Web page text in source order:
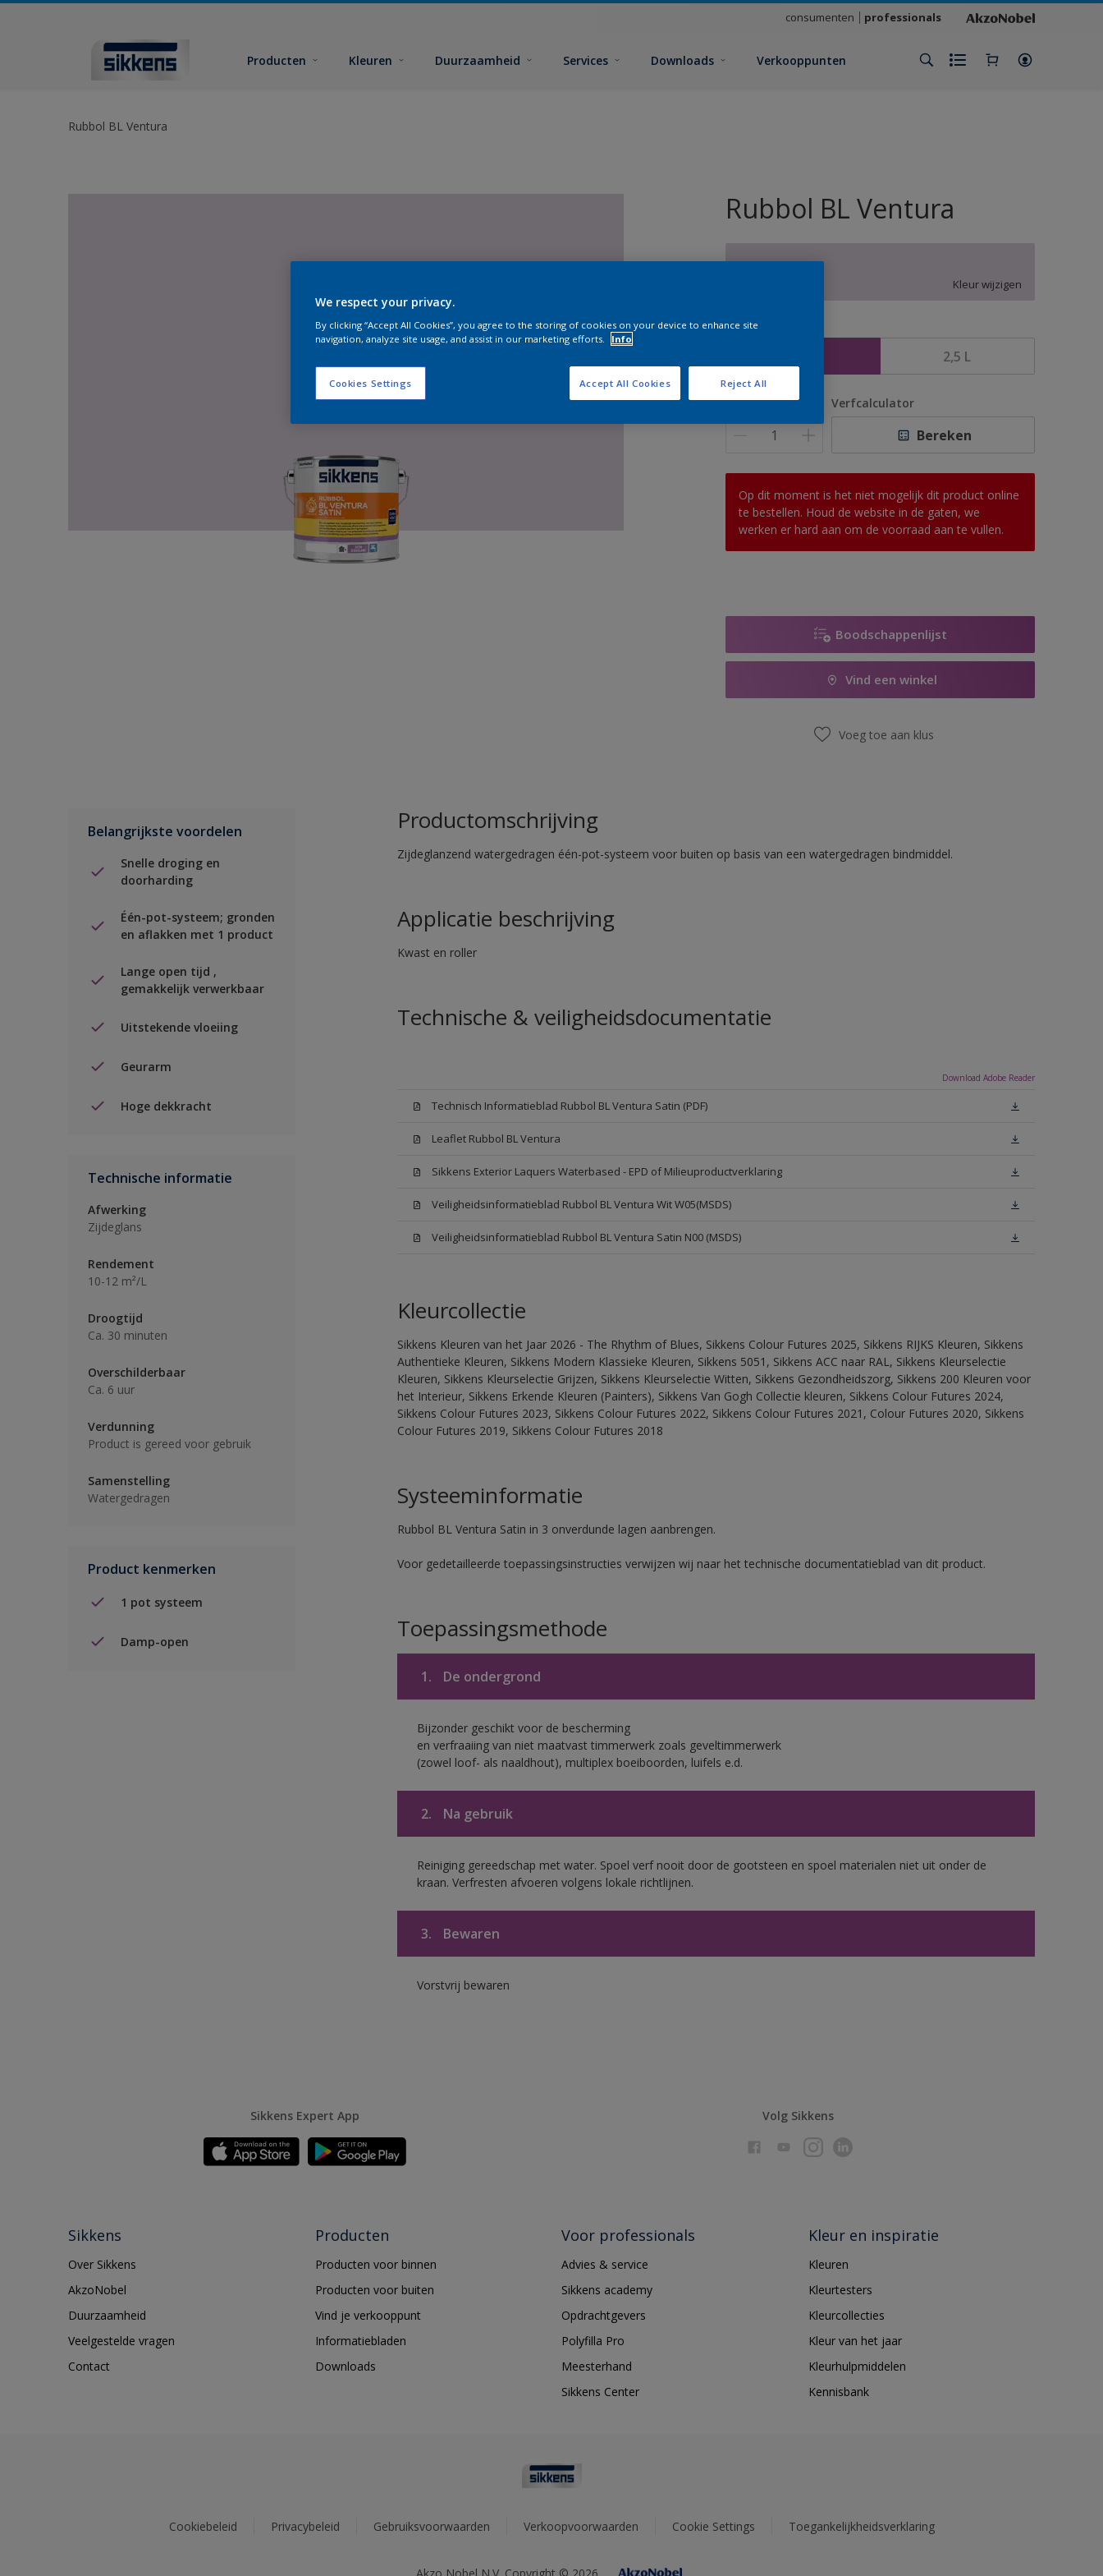
consumenten professionals
Producten Kleuren Duurzaamheid Services Downloads Verkooppunten
Rubbol BL Ventura
Rubbol BL Ventura
X0.05.79
Kleur wijzigen
Grootte
2,5 L
Aantal Verfcalculator
Bereken
Op dit moment is het niet mogelijk dit product online
te bestellen. Houd de website in de gaten, we
werken er hard aan om de voorraad aan te vullen.
Boodschappenlijst
Vind een winkel
Voeg toe aan klus
Belangrijkste voordelen
Snelle droging en
doorharding
Één-pot-systeem; gronden
en aflakken met 1 product
Lange open tijd ,
gemakkelijk verwerkbaar
Uitstekende vloeiing
Geurarm
Hoge dekkracht
Technische informatie
Afwerking
Zijdeglans
Rendement
10-12 m²/L
Droogtijd
Ca. 30 minuten
Overschilderbaar
Ca. 6 uur
Verdunning
Product is gereed voor gebruik
Samenstelling
Watergedragen
Product kenmerken
1 pot systeem
Damp-open
Productomschrijving
Zijdeglanzend watergedragen één-pot-systeem voor buiten op basis van een watergedragen bindmiddel.
Applicatie beschrijving
Kwast en roller
Technische & veiligheidsdocumentatie
Download Adobe Reader
Technisch Informatieblad Rubbol BL Ventura Satin (PDF)
Leaflet Rubbol BL Ventura
Sikkens Exterior Laquers Waterbased - EPD of Milieuproductverklaring
Veiligheidsinformatieblad Rubbol BL Ventura Wit W05(MSDS)
Veiligheidsinformatieblad Rubbol BL Ventura Satin N00 (MSDS)
Kleurcollectie
Sikkens Kleuren van het Jaar 2026 - The Rhythm of Blues, Sikkens Colour Futures 2025, Sikkens RIJKS Kleuren, Sikkens
Authentieke Kleuren, Sikkens Modern Klassieke Kleuren, Sikkens 5051, Sikkens ACC naar RAL, Sikkens Kleurselectie
Kleuren, Sikkens Kleurselectie Grijzen, Sikkens Kleurselectie Witten, Sikkens Gezondheidszorg, Sikkens 200 Kleuren voor
het Interieur, Sikkens Erkende Kleuren (Painters), Sikkens Van Gogh Collectie kleuren, Sikkens Colour Futures 2024,
Sikkens Colour Futures 2023, Sikkens Colour Futures 2022, Sikkens Colour Futures 2021, Colour Futures 2020, Sikkens
Colour Futures 2019, Sikkens Colour Futures 2018
Systeeminformatie
Rubbol BL Ventura Satin in 3 onverdunde lagen aanbrengen.
Voor gedetailleerde toepassingsinstructies verwijzen wij naar het technische documentatieblad van dit product.
Toepassingsmethode
1. De ondergrond
Bijzonder geschikt voor de bescherming
en verfraaiing van niet maatvast timmerwerk zoals geveltimmerwerk
(zowel loof- als naaldhout), multiplex boeiboorden, luifels e.d.
2. Na gebruik
Reiniging gereedschap met water. Spoel verf nooit door de gootsteen en spoel materialen niet uit onder de
kraan. Verfresten afvoeren volgens lokale richtlijnen.
3. Bewaren
Vorstvrij bewaren
Sikkens Expert App Volg Sikkens
Sikkens
Over Sikkens
AkzoNobel
Duurzaamheid
Veelgestelde vragen
Contact
Producten
Producten voor binnen
Producten voor buiten
Vind je verkooppunt
Informatiebladen
Downloads
Voor professionals
Advies & service
Sikkens academy
Opdrachtgevers
Polyfilla Pro
Meesterhand
Sikkens Center
Kleur en inspiratie
Kleuren
Kleurtesters
Kleurcollecties
Kleur van het jaar
Kleurhulpmiddelen
Kennisbank
Cookiebeleid Privacybeleid Gebruiksvoorwaarden Verkoopvoorwaarden Cookie Settings Toegankelijkheidsverklaring
We respect your privacy.
By clicking “Accept All Cookies”, you agree to the storing of cookies on your device to enhance site
navigation, analyze site usage, and assist in our marketing efforts.
Info
Cookies Settings Reject All
Accept All Cookies